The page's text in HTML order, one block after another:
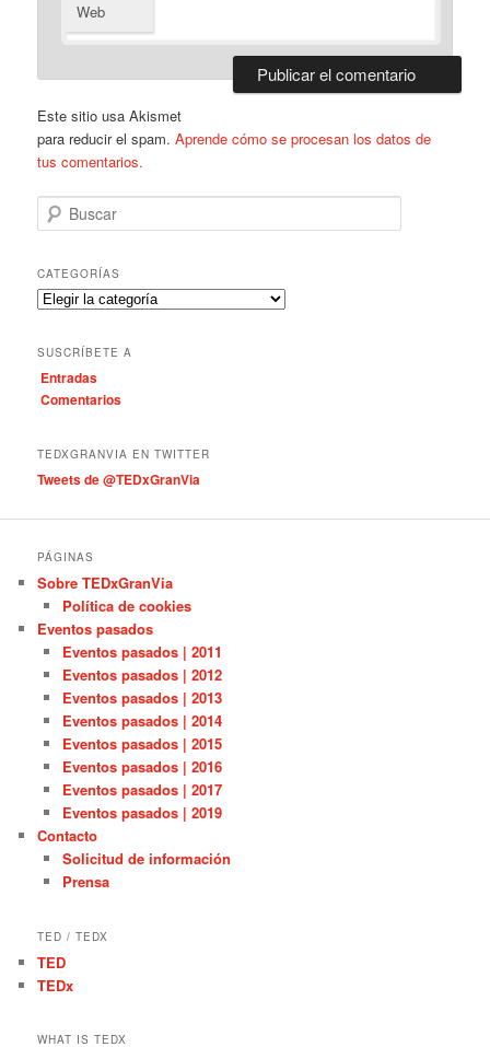
Web
Este sitio usa Akismet
para reducir el spam.Aprende cómo se procesan los datos de
tus comentarios.
u
c
a
r
CATEGORÍAS
C
e
g
o
a
s
SUSCRÍBETE A
Entradas
Comentarios
TEDXGRANVIA EN TWITTER
Tweets de @TEDxGranVia
PÁGINAS
Sobre TEDxGranVia
Política de cookies
Eventos pasados
Eventos pasados | 2011
Eventos pasados | 2012
Eventos pasados | 2013
Eventos pasados | 2014
Eventos pasados | 2015
Eventos pasados | 2016
Eventos pasados | 2017
Eventos pasados | 2019
Contacto
Solicitud de información
Prensa
TED / TEDX
TED
TEDx
WHAT IS TEDX